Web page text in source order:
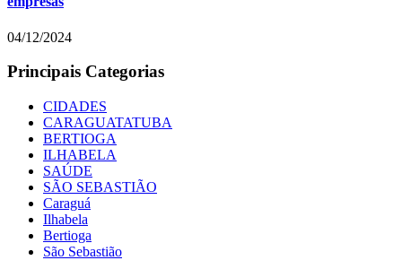
04/12/2024
Principais Categorias
CIDADES
CARAGUATATUBA
BERTIOGA
ILHABELA
SAÚDE
SÃO SEBASTIÃO
Caraguá
Ilhabela
Bertioga
São Sebastião